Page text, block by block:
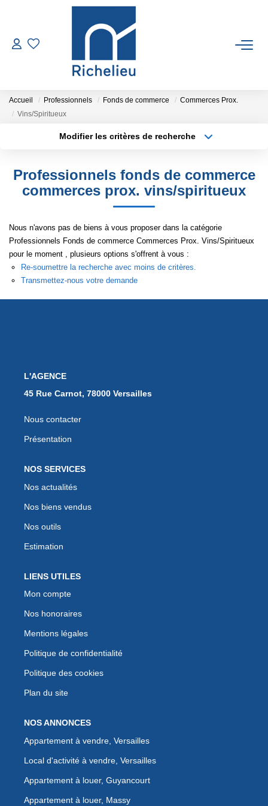
VENTES
LOCATIONS
ESTIMATION
GESTION
RICHELIEU
CONTACT
EXTRANET
Accueil Professionnels Fonds de commerce
Commerces Prox.
Vins/Spiritueux
Modifier les critères de recherche
Type de bien
Surface min
Créer une alerte
Professionnels fonds de commerce
commerces prox. vins/spiritueux
Nous n'avons pas de biens à vous proposer dans la catégorie
Professionnels Fonds de commerce Commerces Prox. Vins/Spiritueux
pour le moment , plusieurs options s'offrent à vous :
Re-soumettre la recherche avec moins de critères.
Transmettez-nous votre demande
L'AGENCE
45 Rue Carnot, 78000 Versailles
Nous contacter
Présentation
NOS SERVICES
Nos actualités
Nos biens vendus
Nos outils
Estimation
LIENS UTILES
Mon compte
Nos honoraires
Mentions légales
Politique de confidentialité
Politique des cookies
Plan du site
NOS ANNONCES
Appartement à vendre, Versailles
Local d'activité à vendre, Versailles
Appartement à louer, Guyancourt
Appartement à louer, Massy